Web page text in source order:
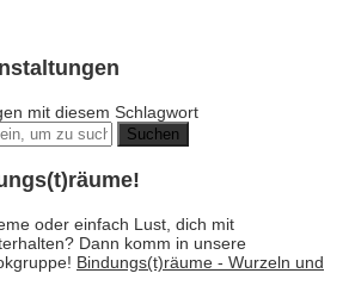
mit diesem Schlagwort
oder einfach Lust, dich mit
Dann komm in unsere
Bindungs(t)räume - Wurzeln und